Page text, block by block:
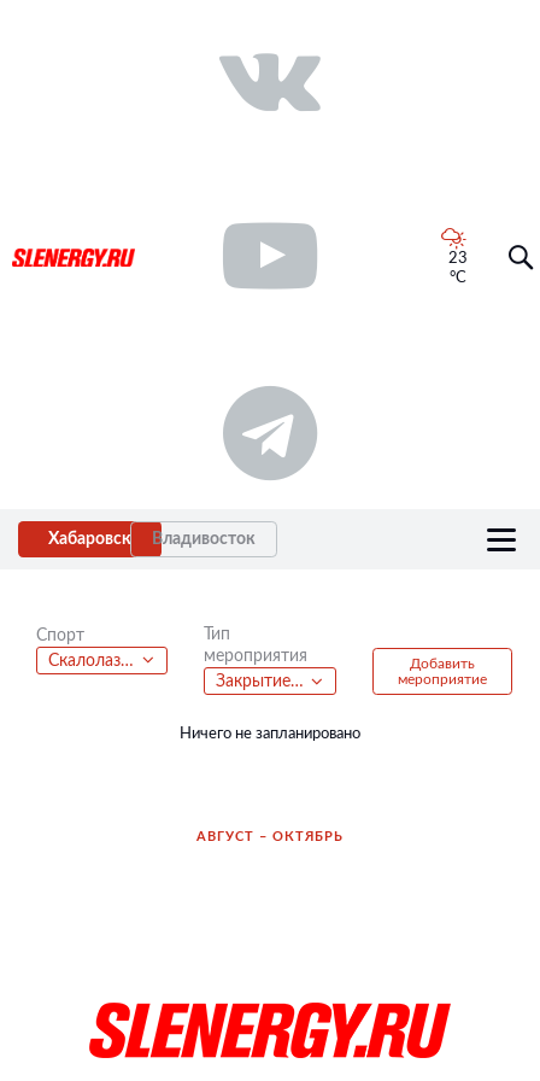
23
°C
Хабаровск Владивосток
Спорт
Скалолазание
Тип
мероприятия
Закрытие сезона
Добавить
мероприятие
Ничего не запланировано
АВГУСТ – ОКТЯБРЬ